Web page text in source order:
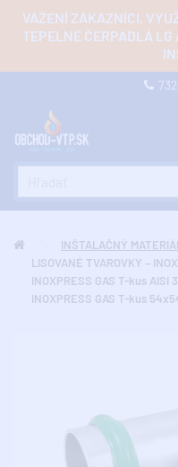
VÁŽENÍ ZÁKAZNÍCI,
TEPELNÉ ČERPADLÁ LG
INŠTALAČNÝ MATERIÁL
LISOVANÉ TVAROVKY –
INOXPRESS GAS T-kus AISI
INOXPRESS GAS T-kus